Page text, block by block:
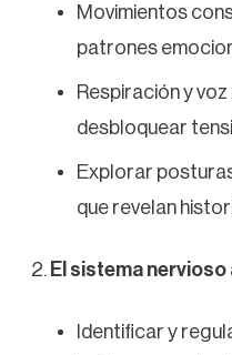
Movimientos
patrones
Respiración y
desbloquear
Explorar
que revelan
El sistema
Identificar y